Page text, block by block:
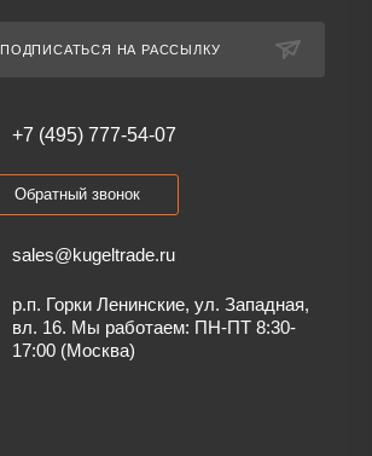
ПОДПИСАТЬСЯ НА РАССЫЛКУ
+7 (495) 777-54-07
Обратный звонок
sales@kugeltrade.ru
р.п. Горки Ленинские, ул. Западная,
вл. 16. Мы работаем: ПН-ПТ 8:30-
17:00 (Москва)